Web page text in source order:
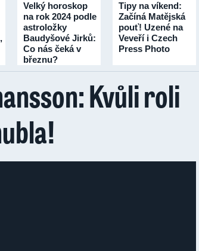
Velký horoskop
na rok 2024 podle
astroložky
Baudyšové Jirků:
Co nás čeká v
březnu?
Tipy na víkend:
Začíná Matějská
pouť! Uzené na
Veveří i Czech
Press Photo
Kvůli roli